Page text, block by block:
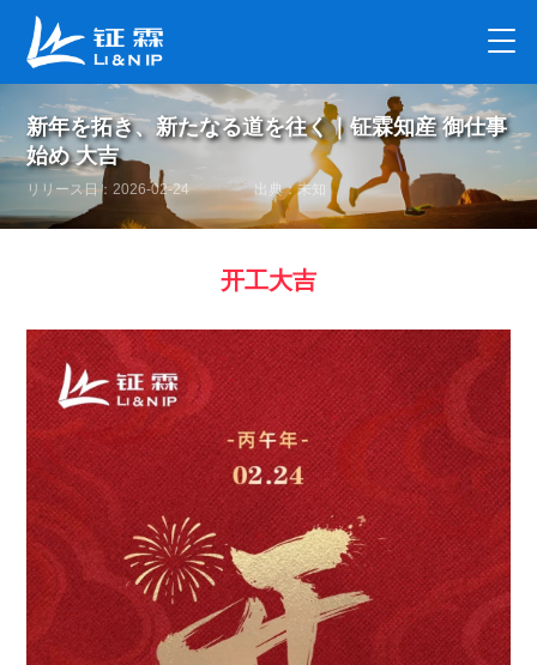
新年を拓き、新たなる道を往く｜钲霖知産 御仕事
始め 大吉
リリース日：2026-02-24 出典：未知
开工大吉